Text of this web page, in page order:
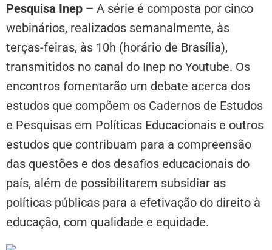
Pesquisa Inep – A série é composta por cinco
webinários, realizados semanalmente, às
terças-feiras, às 10h (horário de Brasília),
transmitidos no canal do Inep no Youtube. Os
encontros fomentarão um debate acerca dos
estudos que compõem os Cadernos de Estudos
e Pesquisas em Políticas Educacionais e outros
estudos que contribuam para a compreensão
das questões e dos desafios educacionais do
país, além de possibilitarem subsidiar as
políticas públicas para a efetivação do direito à
educação, com qualidade e equidade.